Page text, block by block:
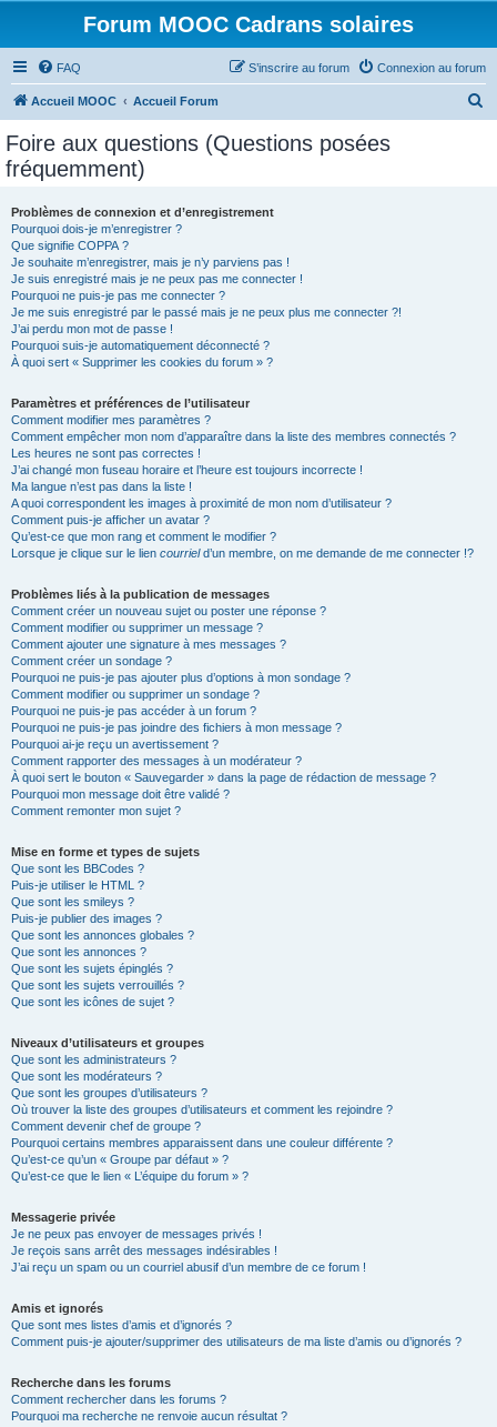
Forum MOOC Cadrans solaires
FAQ Connexion au forum
S’inscrire au forum
Accueil MOOC Accueil Forum
Foire aux questions (Questions posées
fréquemment)
Problèmes de connexion et d’enregistrement
Pourquoi dois-je m’enregistrer ?
Que signifie COPPA ?
Je souhaite m’enregistrer, mais je n’y parviens pas !
Je suis enregistré mais je ne peux pas me connecter !
Pourquoi ne puis-je pas me connecter ?
Je me suis enregistré par le passé mais je ne peux plus me connecter ?!
J’ai perdu mon mot de passe !
Pourquoi suis-je automatiquement déconnecté ?
À quoi sert « Supprimer les cookies du forum » ?
Paramètres et préférences de l’utilisateur
Comment modifier mes paramètres ?
Comment empêcher mon nom d’apparaître dans la liste des membres connectés ?
Les heures ne sont pas correctes !
J’ai changé mon fuseau horaire et l’heure est toujours incorrecte !
Ma langue n’est pas dans la liste !
A quoi correspondent les images à proximité de mon nom d’utilisateur ?
Comment puis-je afficher un avatar ?
Qu’est-ce que mon rang et comment le modifier ?
Lorsque je clique sur le lien courrield’un membre, on me demande de me connecter !?
Problèmes liés à la publication de messages
Comment créer un nouveau sujet ou poster une réponse ?
Comment modifier ou supprimer un message ?
Comment ajouter une signature à mes messages ?
Comment créer un sondage ?
Pourquoi ne puis-je pas ajouter plus d’options à mon sondage ?
Comment modifier ou supprimer un sondage ?
Pourquoi ne puis-je pas accéder à un forum ?
Pourquoi ne puis-je pas joindre des fichiers à mon message ?
Pourquoi ai-je reçu un avertissement ?
Comment rapporter des messages à un modérateur ?
À quoi sert le bouton « Sauvegarder » dans la page de rédaction de message ?
Pourquoi mon message doit être validé ?
Comment remonter mon sujet ?
Mise en forme et types de sujets
Que sont les BBCodes ?
Puis-je utiliser le HTML ?
Que sont les smileys ?
Puis-je publier des images ?
Que sont les annonces globales ?
Que sont les annonces ?
Que sont les sujets épinglés ?
Que sont les sujets verrouillés ?
Que sont les icônes de sujet ?
Niveaux d’utilisateurs et groupes
Que sont les administrateurs ?
Que sont les modérateurs ?
Que sont les groupes d’utilisateurs ?
Où trouver la liste des groupes d’utilisateurs et comment les rejoindre ?
Comment devenir chef de groupe ?
Pourquoi certains membres apparaissent dans une couleur différente ?
Qu’est-ce qu’un « Groupe par défaut » ?
Qu’est-ce que le lien « L’équipe du forum » ?
Messagerie privée
Je ne peux pas envoyer de messages privés !
Je reçois sans arrêt des messages indésirables !
J’ai reçu un spam ou un courriel abusif d’un membre de ce forum !
Amis et ignorés
Que sont mes listes d’amis et d’ignorés ?
Comment puis-je ajouter/supprimer des utilisateurs de ma liste d’amis ou d’ignorés ?
Recherche dans les forums
Comment rechercher dans les forums ?
Pourquoi ma recherche ne renvoie aucun résultat ?